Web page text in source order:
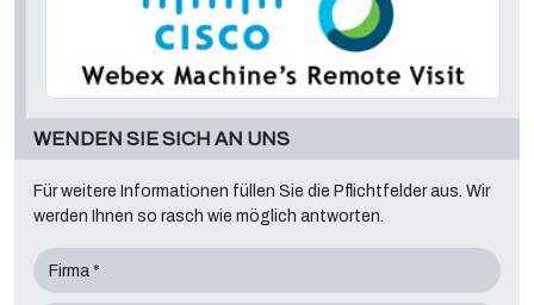
WENDEN SIE SICH AN UNS
Für weitere Informationen füllen Sie die Pflichtfelder aus. Wir
werden Ihnen so rasch wie möglich antworten.
Firma *